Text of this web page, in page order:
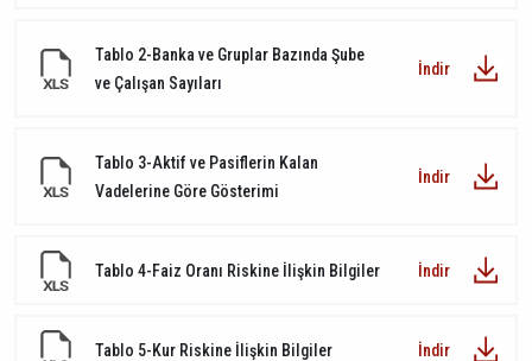
Tablo 2-Banka ve Gruplar Bazında Şube
ve Çalışan Sayıları
İndir
Tablo 3-Aktif ve Pasiflerin Kalan
Vadelerine Göre Gösterimi
İndir
Tablo 4-Faiz Oranı Riskine İlişkin Bilgiler İndir
Tablo 5-Kur Riskine İlişkin Bilgiler İndir